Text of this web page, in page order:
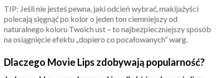
TIP: Jeśli nie jesteś pewna, jaki odcień wybrać, makijażyści
polecają sięgnąć po kolor o jeden ton ciemniejszy od
naturalnego koloru Twoich ust – to najbezpieczniejszy sposób
na osiągnięcie efektu „dopiero co pocałowanych” warg.
Dlaczego Movie Lips zdobywają popularność?